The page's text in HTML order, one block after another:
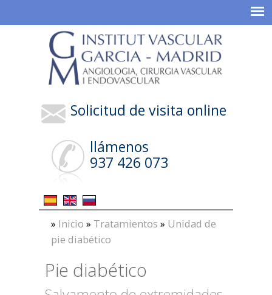
Solicitud de visita online
llámenos
937 426 073
» Inicio » Tratamientos » Unidad de
pie diabético
Pie diabético